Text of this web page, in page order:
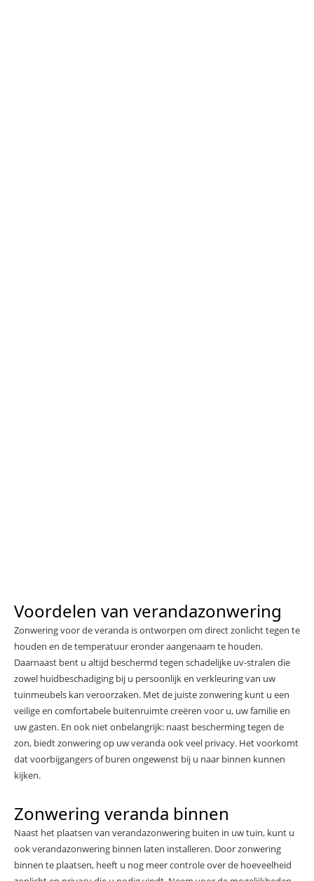
Voordelen van verandazonwering
Zonwering voor de veranda is ontworpen om direct zonlicht tegen te
houden en de temperatuur eronder aangenaam te houden.
Daarnaast bent u altijd beschermd tegen schadelijke uv-stralen die
zowel huidbeschadiging bij u persoonlijk en verkleuring van uw
tuinmeubels kan veroorzaken. Met de juiste zonwering kunt u een
veilige en comfortabele buitenruimte creëren voor u, uw familie en
uw gasten. En ook niet onbelangrijk: naast bescherming tegen de
zon, biedt zonwering op uw veranda ook veel privacy. Het voorkomt
dat voorbijgangers of buren ongewenst bij u naar binnen kunnen
kijken.
Zonwering veranda binnen
Naast het plaatsen van verandazonwering buiten in uw tuin, kunt u
ook verandazonwering binnen laten installeren. Door zonwering
binnen te plaatsen, heeft u nog meer controle over de hoeveelheid